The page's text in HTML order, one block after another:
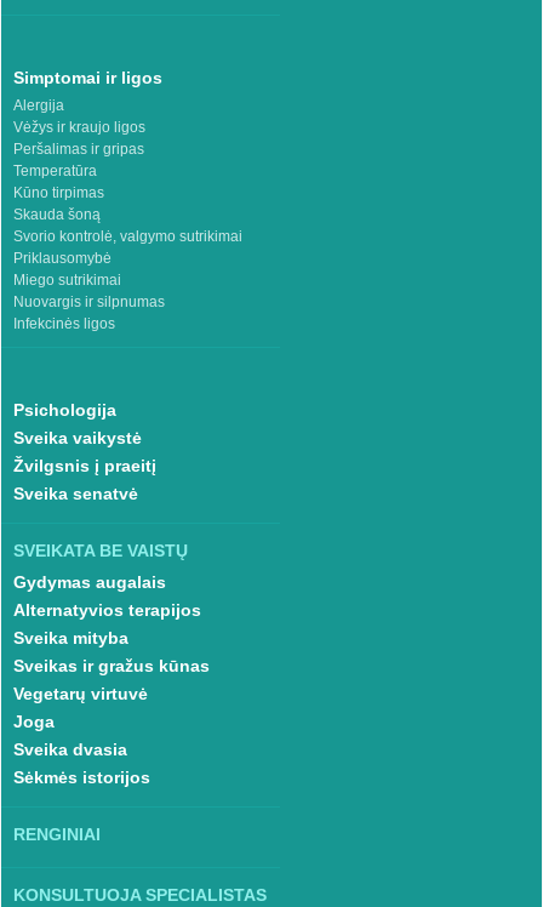
Simptomai ir ligos
Alergija
Vėžys ir kraujo ligos
Peršalimas ir gripas
Temperatūra
Kūno tirpimas
Skauda šoną
Svorio kontrolė, valgymo sutrikimai
Priklausomybė
Miego sutrikimai
Nuovargis ir silpnumas
Infekcinės ligos
Psichologija
Sveika vaikystė
Žvilgsnis į praeitį
Sveika senatvė
SVEIKATA BE VAISTŲ
Gydymas augalais
Alternatyvios terapijos
Sveika mityba
Sveikas ir gražus kūnas
Vegetarų virtuvė
Joga
Sveika dvasia
Sėkmės istorijos
RENGINIAI
KONSULTUOJA SPECIALISTAS